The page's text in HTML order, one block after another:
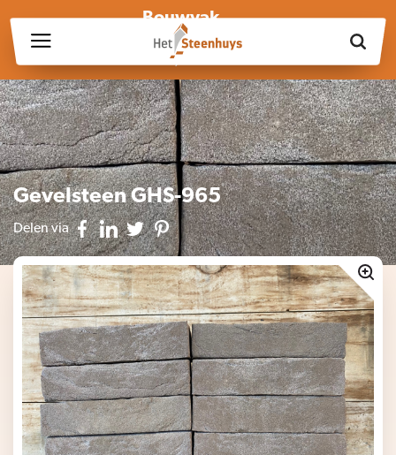
Bouwvak
Wij zijn wegens de bouwvak gesloten op vrijdag 17 juli en in
week 30, 31 en 32.
Gevelsteen GHS-965
Delen via